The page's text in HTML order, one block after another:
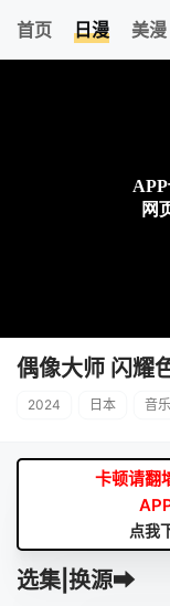
首页 日漫 美漫
偶像大师 闪耀
2024 日本 音乐
卡顿请翻
点我
选集|换源➡